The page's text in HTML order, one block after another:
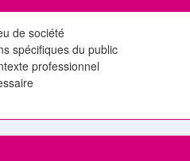
de société
spécifiques du public
professionnel